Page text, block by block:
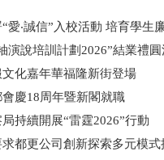
愛‧誠信”入校活動 培育學生
演說培訓計劃2026”結業禮
化嘉年華福隆新街登場
慶18周年暨新閣就職
持續開展“雷霆2026”行動
都更公司創新探索多元模式